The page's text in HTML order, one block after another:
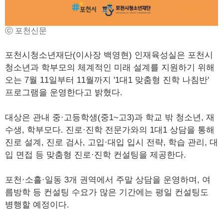
ⓒ 포천신문
포천시청소년재단(이사장 백영현) 인재육성실은 포천시
청소년과 학부모의 체계적인 미래 설계를 지원하기 위해
오는 7월 11일부터 11월까지 '1대1 맞춤형 진학 나침반'
프로그램을 운영한다고 밝혔다.
대상은 관내 중·고등학생(중1~고3)과 학교 밖 청소년, 재
수생, 학부모다. 진로·진학 전문가와의 1대1 상담을 통해
진로 설계, 진로 검사, 고입·대입 입시 전략, 학습 관리, 대
입 면접 등 맞춤형 진로·진학 컨설팅을 제공한다.
포천·소흘·일동 3개 권역에서 주말 상담을 운영하며, 여
름방학 등 컨설팅 수요가 많은 기간에는 평일 컨설팅도
병행할 예정이다.